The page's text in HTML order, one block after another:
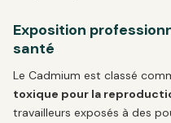
Exposition
santé
Le Cadmium est classé
toxique pour la
travailleurs exposés à des